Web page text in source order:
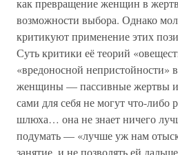
как превращение женщин в
возможности выбора. Однако
критикуют применение этих
Суть критики её теорий
«вредоносной непристойности»
женщины — пассивные жертвы
сами для себя не могут что-либо
шлюха… она не знает ничего
подумать — «лучше уж нам
занятие, и не позволять ей